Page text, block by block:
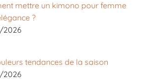
mettre un kimono pour femme
?
tendances de la saison